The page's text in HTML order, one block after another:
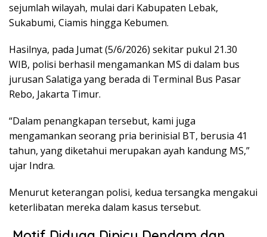
sejumlah wilayah, mulai dari Kabupaten Lebak,
Sukabumi, Ciamis hingga Kebumen.
Hasilnya, pada Jumat (5/6/2026) sekitar pukul 21.30
WIB, polisi berhasil mengamankan MS di dalam bus
jurusan Salatiga yang berada di Terminal Bus Pasar
Rebo, Jakarta Timur.
“Dalam penangkapan tersebut, kami juga
mengamankan seorang pria berinisial BT, berusia 41
tahun, yang diketahui merupakan ayah kandung MS,”
ujar Indra.
Menurut keterangan polisi, kedua tersangka mengakui
keterlibatan mereka dalam kasus tersebut.